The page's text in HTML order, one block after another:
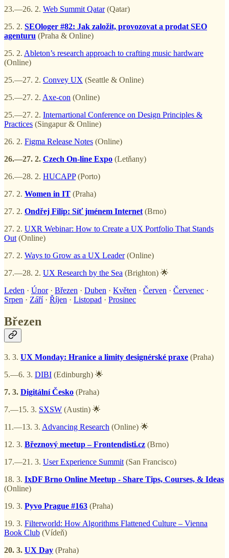
23.—26. 2. Web Summit Qatar(Qatar)
25. 2. SEOloger #82: Jak založit, provozovat a prodat SEO
agenturu (Praha & Online)
25. 2. Ableton’s research approach to crafting music hardware
(Online)
25.—27. 2. Convey UX (Seattle & Online)
25.—27. 2. Axe-con (Online)
25.—27. 2. Internartional Conference on Design Principles &
Practices (Singapur & Online)
26. 2. Figma Release Notes (Online)
26.—27. 2. Czech On-line Expo (Letňany)
26.—28. 2. HUCAPP(Porto)
27. 2. Women in IT (Praha)
27. 2. Ondřej Filip: Síť jménem Internet(Brno)
27. 2. UXR Webinar: How to Create a UX Portfolio That Stands
Out(Online)
27. 2. Ways to Grow as a UX Leader(Online)
27.—28. 2. UX Research by the Sea (Brighton) 🌟
Leden · Únor· Březen · Duben · Květen · Červen · Červenec ·
Srpen · Září· Říjen · Listopad · Prosinec
Březen
3. 3. UX Monday: Hranice a limity designérské praxe (Praha)
5.—6. 3. DIBI (Edinburgh) 🌟
7. 3. Digitální Česko (Praha)
7.—15. 3. SXSW (Austin) 🌟
11.—13. 3. Advancing Research (Online) 🌟
12. 3. Březnový meetup – Frontendisti.cz (Brno)
17.—21. 3. User Experience Summit (San Francisco)
18. 3. IxDF Brno Online Meetup - Share Tips, Courses, & Ideas
(Online)
19. 3. Pyvo Prague #163 (Praha)
19. 3. Filterworld: How Algorithms Flattened Culture – Vienna
Book Club (Vídeň)
20. 3. UX Day (Praha)